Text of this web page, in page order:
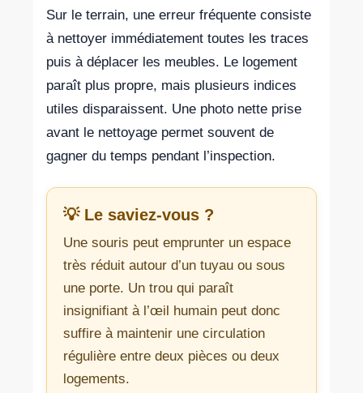
Sur le terrain, une erreur fréquente consiste
à nettoyer immédiatement toutes les traces
puis à déplacer les meubles. Le logement
paraît plus propre, mais plusieurs indices
utiles disparaissent. Une photo nette prise
avant le nettoyage permet souvent de
gagner du temps pendant l’inspection.
💡 Le saviez-vous ?
Une souris peut emprunter un espace
très réduit autour d’un tuyau ou sous
une porte. Un trou qui paraît
insignifiant à l’œil humain peut donc
suffire à maintenir une circulation
régulière entre deux pièces ou deux
logements.